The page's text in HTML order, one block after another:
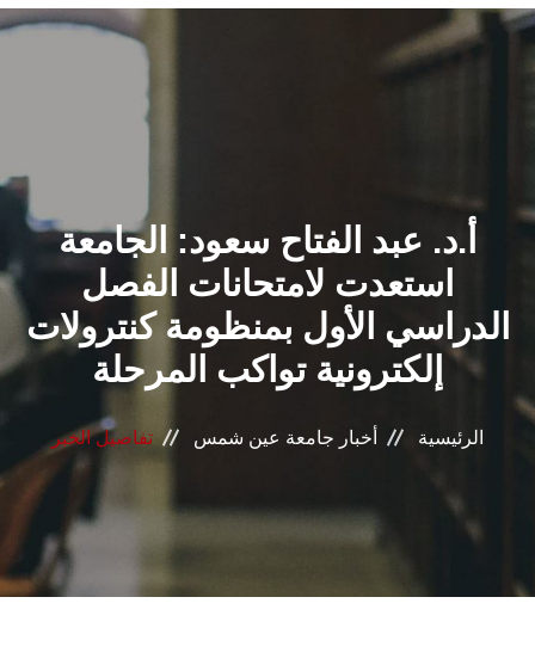
القطاعـات
الشئون الأكاديمية
البحث العلمي
الرعاية الصحية
المراكز والوحدات
الأنظمة الذكية
الإعلام
أ.د. عبد الفتاح سعود: الجامعة
استعدت لامتحانات الفصل
الدراسي الأول بمنظومة كنترولات
إلكترونية تواكب المرحلة
الرئيسية أخبار جامعة عين شمس تفاصيل الخبر